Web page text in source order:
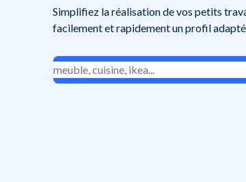
Simplifiez la réalisation de vos petits
facilement et rapidement un profil adapté